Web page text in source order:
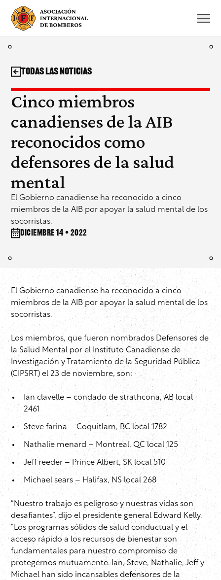
Saltar
contenido
Cinco miembros
canadienses de la AIB
reconocidos como
defensores de la salud
mental
El Gobierno canadiense ha reconocido a cinco
miembros de la AIB por apoyar la salud mental de los
socorristas.
diciembre 14 • 2022
Todas las noticias
El Gobierno canadiense ha reconocido a cinco
miembros de la AIB por apoyar la salud mental de los
socorristas.
Los miembros, que fueron nombrados Defensores de
la Salud Mental por el Instituto Canadiense de
Investigación y Tratamiento de la Seguridad Pública
(CIPSRT) el 23 de noviembre, son:
Ian clavelle – condado de strathcona, AB local
2461
Steve farina – Coquitlam, BC local 1782
Nathalie menard – Montreal, QC local 125
Jeff reeder – Prince Albert, SK local 510
Michael sears – Halifax, NS local 268
“Nuestro trabajo es peligroso y nuestras vidas son
desafiantes”, dijo el presidente general Edward Kelly.
“Los programas sólidos de salud conductual y el
acceso rápido a los recursos de bienestar son
fundamentales para nuestro compromiso de
protegernos mutuamente. Ian, Steve, Nathalie, Jeff y
Michael han sido incansables defensores de la